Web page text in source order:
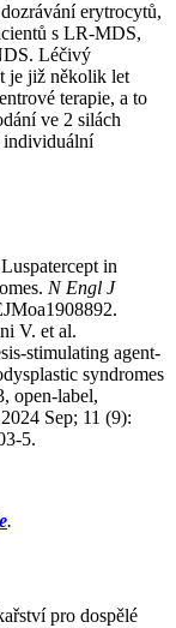
erytrocytů,
s LR-MDS,
Léčivý
je již několik let
terapie, a to
ve 2 silách
individuální
in
N Engl J
V. et al.
stimulating agent-
syndromes
open-label,
2024 Sep; 11 (9):
5.
.
pro dospělé